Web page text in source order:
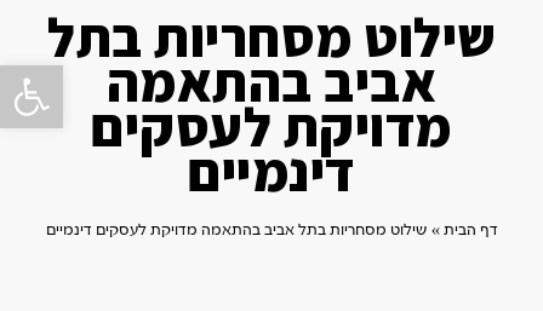
פתח
שילוט מסחריות בתל
אביב בהתאמה
מדויקת לעסקים
דינמיים
דף הבית » שילוט מסחריות בתל אביב בהתאמה מדויקת לעסקים דינמיים